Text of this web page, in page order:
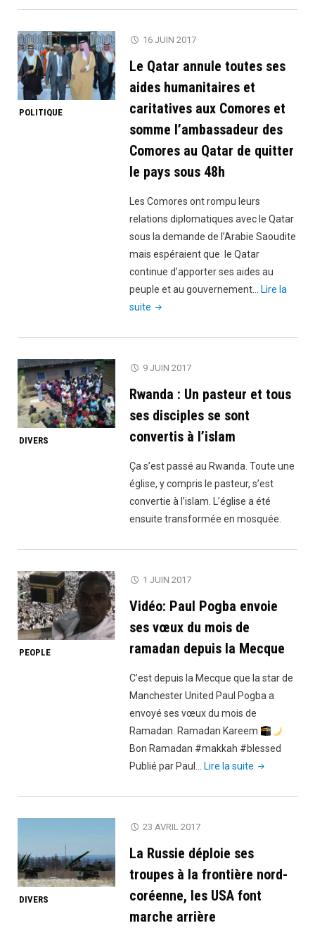
et
avoir
de
3000
terroristes
ses
hôpitaux"
POLITIQUE
16 JUIN 2017
Le Qatar annule toutes ses
aides humanitaires et
caritatives aux Comores et
somme l’ambassadeur des
Comores au Qatar de quitter
le pays sous 48h
Les Comores ont rompu leurs
relations diplomatiques avec le Qatar
sous la demande de l’Arabie Saoudite
mais espéraient que le Qatar
continue d’apporter ses aides au
peuple et au gouvernement…
Lire la
suite "Le
annule
aides
humanitaires
aux
Comores
et
somme
des
Qatar
de
quitter
pays
sous
48h"
DIVERS
9 JUIN 2017
Rwanda : Un pasteur et tous
ses disciples se sont
convertis à l’islam
Ça s’est passé au Rwanda. Toute une
église, y compris le pasteur, s’est
convertie à l’islam. L’église a été
ensuite transformée en mosquée.
PEOPLE
1 JUIN 2017
Vidéo: Paul Pogba envoie
ses vœux du mois de
ramadan depuis la Mecque
C’est depuis la Mecque que la star de
Manchester United Paul Pogba a
envoyé ses vœux du mois de
Ramadan. Ramadan Kareem
Bon Ramadan #makkah #blessed
Publié par Paul…
Lire la suite "Vidéo:
Pogba
vœux
du
mois
DIVERS
23 AVRIL 2017
La Russie déploie ses
troupes à la frontière nord-
coréenne, les USA font
marche arrière